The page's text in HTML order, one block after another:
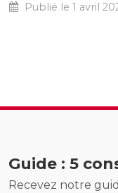
Publié le 1 avril
Guide : 5
Recevez notre